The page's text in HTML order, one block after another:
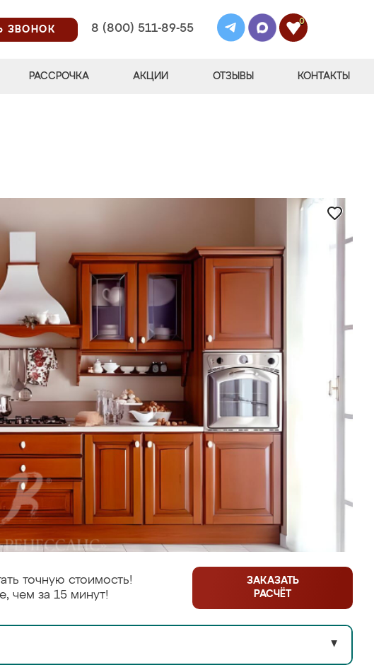
ЗВОНОК
8 (800) 511-89-55
0
РАССРОЧКА АКЦИИ ОТЗЫВЫ КОНТАКТЫ
точную стоимость!
чем за 15 минут!
ЗАКАЗАТЬ
РАСЧЁТ
▼